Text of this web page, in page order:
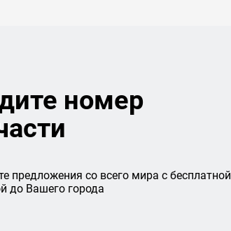
номер
предложения со всего мира с бесплатной
до Вашего города